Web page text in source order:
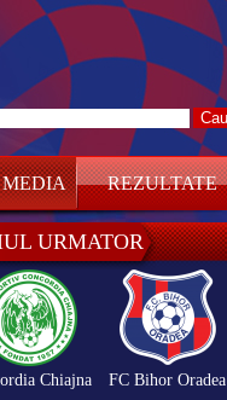
REZULTATE
URMATOR
Chiajna FC Bihor Oradea